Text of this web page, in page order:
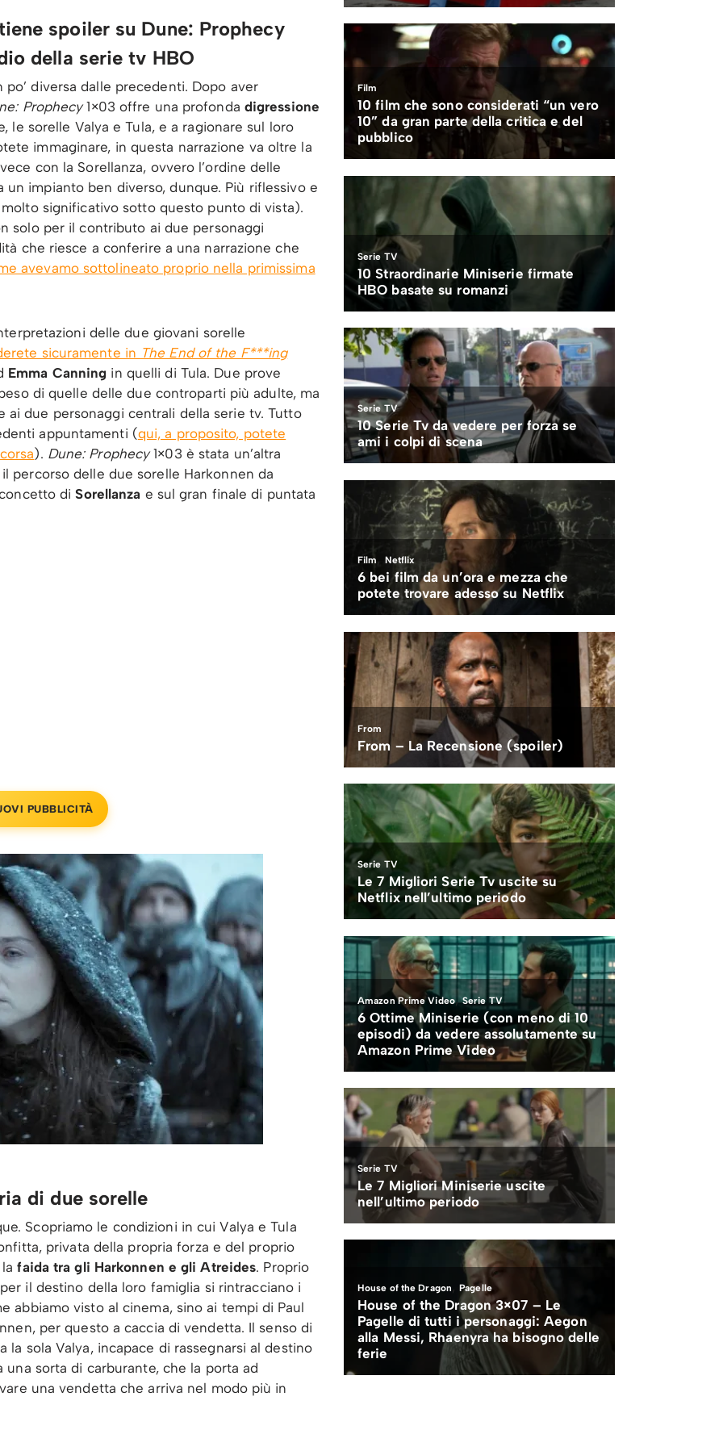
spoiler su Dune: Prophecy
della serie tv HBO
diversa dalle precedenti. Dopo aver
Prophecy1×03 offre una profonda digressione
le sorelle Valya e Tula, e a ragionare sul loro
immaginare, in questa narrazione va oltre la
con la Sorellanza, ovvero l’ordine delle
un impianto ben diverso, dunque. Più riflessivo e
significativo sotto questo punto di vista).
solo per il contributo ai due personaggi
che riesce a conferire a una narrazione che
avevamo sottolineato proprio nella primissima
delle due giovani sorelle
sicuramente in The End of the F***ing
Emma Canning in quelli di Tula. Due prove
di quelle delle due controparti più adulte, ma
due personaggi centrali della serie tv. Tutto
appuntamenti (qui, a proposito, potete
). Dune: Prophecy1×03 è stata un’altra
percorso delle due sorelle Harkonnen da
concetto diSorellanza e sul gran finale di puntata
PUBBLICITÀ
di due sorelle
Scopriamo le condizioni in cui Valya e Tula
privata della propria forza e del proprio
faida tra gli Harkonnen e gli Atreides. Proprio
il destino della loro famiglia si rintracciano i
abbiamo visto al cinema, sino ai tempi di Paul
per questo a caccia di vendetta. Il senso di
la sola Valya, incapace di rassegnarsi al destino
sorta di carburante, che la porta ad
una vendetta che arriva nel modo più in